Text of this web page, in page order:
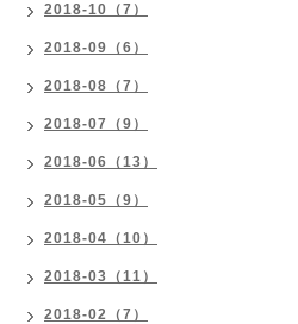
2018-10（7）
2018-09（6）
2018-08（7）
2018-07（9）
2018-06（13）
2018-05（9）
2018-04（10）
2018-03（11）
2018-02（7）